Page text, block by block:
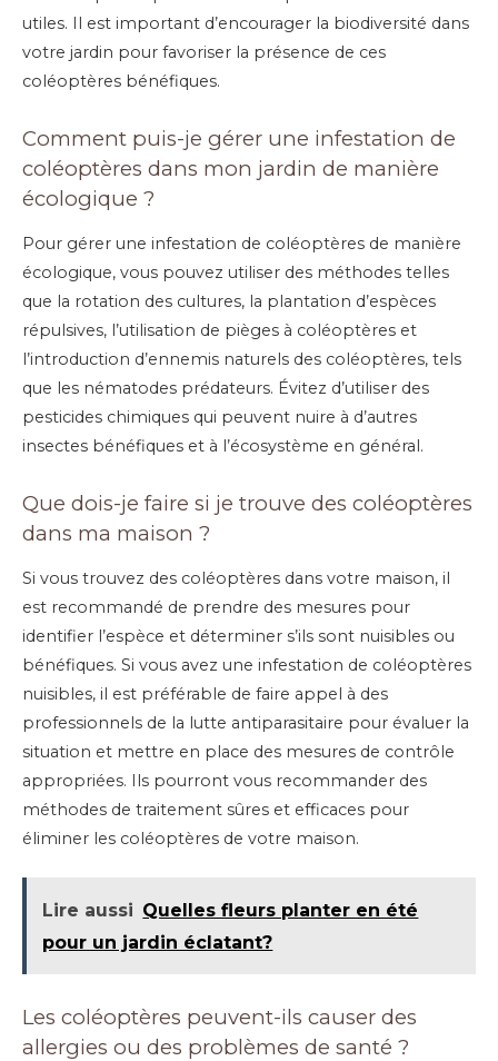
utiles. Il est important d’encourager la biodiversité dans
votre jardin pour favoriser la présence de ces
coléoptères bénéfiques.
Comment puis-je gérer une infestation de
coléoptères dans mon jardin de manière
écologique ?
Pour gérer une infestation de coléoptères de manière
écologique, vous pouvez utiliser des méthodes telles
que la rotation des cultures, la plantation d’espèces
répulsives, l’utilisation de pièges à coléoptères et
l’introduction d’ennemis naturels des coléoptères, tels
que les nématodes prédateurs. Évitez d’utiliser des
pesticides chimiques qui peuvent nuire à d’autres
insectes bénéfiques et à l’écosystème en général.
Que dois-je faire si je trouve des coléoptères
dans ma maison ?
Si vous trouvez des coléoptères dans votre maison, il
est recommandé de prendre des mesures pour
identifier l’espèce et déterminer s’ils sont nuisibles ou
bénéfiques. Si vous avez une infestation de coléoptères
nuisibles, il est préférable de faire appel à des
professionnels de la lutte antiparasitaire pour évaluer la
situation et mettre en place des mesures de contrôle
appropriées. Ils pourront vous recommander des
méthodes de traitement sûres et efficaces pour
éliminer les coléoptères de votre maison.
Lire aussi Quelles fleurs planter en été
pour un jardin éclatant?
Les coléoptères peuvent-ils causer des
allergies ou des problèmes de santé ?